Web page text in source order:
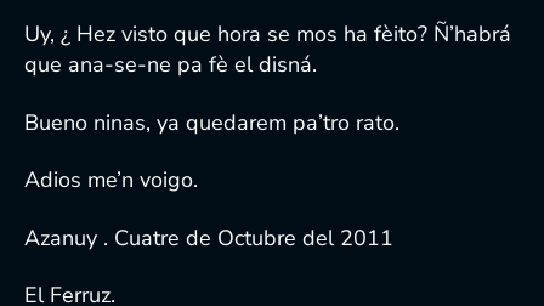
Uy, ¿ Hez visto que hora se mos ha fèito? Ñ’habrá
que ana-se-ne pa fè el disná.
Bueno ninas, ya quedarem pa’tro rato.
Adios me’n voigo.
Azanuy . Cuatre de Octubre del 2011
El Ferruz.